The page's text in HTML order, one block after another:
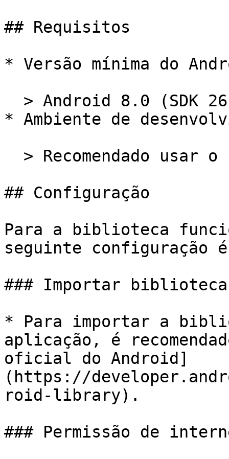
## Requisitos
* Versão mínima do
* Ambiente de
## Configuração
Para a biblioteca
seguinte configuração
### Importar
* Para importar a
aplicação, é
oficial do Android]
(https://
roid-library).
### Permissão de